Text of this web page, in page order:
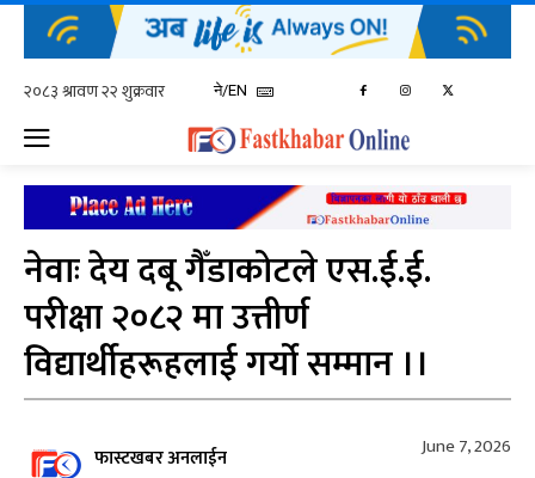
ने/EN
नेवाः देय दबू गैँडाकोटले एस.ई.ई.
परीक्षा २०८२ मा उत्तीर्ण
विद्यार्थीहरूहलाई गर्यो सम्मान ।।
फास्टखबर अनलाईन June 7, 2026